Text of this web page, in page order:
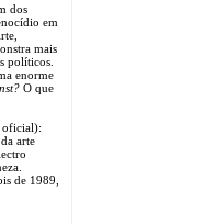
dos
em
mais
políticos.
enorme
O que
oficial):
arte
de 1989,